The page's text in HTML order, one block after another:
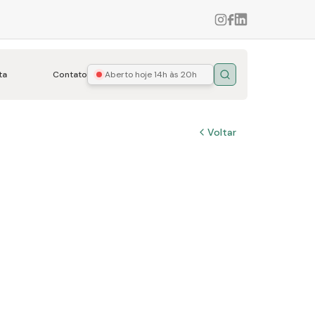
Contato Aberto hoje14h às 20h Buscar
Voltar